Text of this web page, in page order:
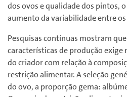
dos ovos e qualidade dos pintos,
aumento da variabilidade entre
Pesquisas contínuas mostram
características de produção
do criador com relação à
restrição alimentar. A seleção
do ovo, a proporção gema: